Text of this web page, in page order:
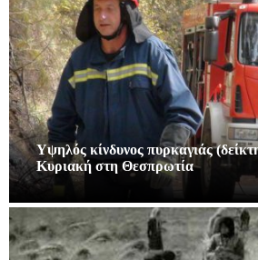
Υψηλός κίνδυνος πυρκαγιάς
Κυριακή στη Θεσπρωτία